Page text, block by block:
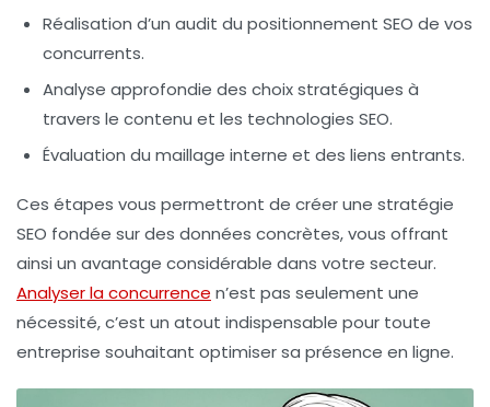
Réalisation d’un audit du positionnement SEO de vos
concurrents.
Analyse approfondie des choix stratégiques à
travers le contenu et les technologies SEO.
Évaluation du maillage interne et des liens entrants.
Ces étapes vous permettront de créer une stratégie
SEO fondée sur des données concrètes, vous offrant
ainsi un avantage considérable dans votre secteur.
Analyser la concurrence n’est pas seulement une
nécessité, c’est un atout indispensable pour toute
entreprise souhaitant optimiser sa présence en ligne.